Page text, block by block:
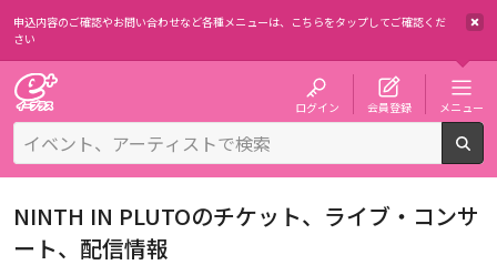
申込内容のご確認やお問い合わせなど各種メニューは、 こちらをタップしてご確認くだ
さい
ログイン 会員登録 メニュー
NINTH IN PLUTOのチケット、ライブ・コンサ
ート、配信情報